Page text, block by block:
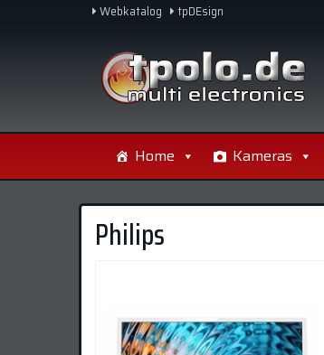
Webkatalog tpDEsign
Home Kameras
Philips